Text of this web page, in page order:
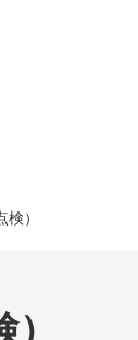
）